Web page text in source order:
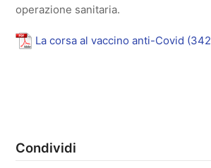
operazione sanitaria.
La corsa al vaccino anti-Covid
Condividi